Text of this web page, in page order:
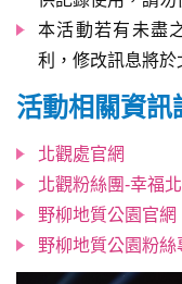
本活動若有未盡
利，修改訊息將於
活動相關資訊
北觀處官網
北觀粉絲團-幸福
野柳地質公園官網
野柳地質公園粉絲